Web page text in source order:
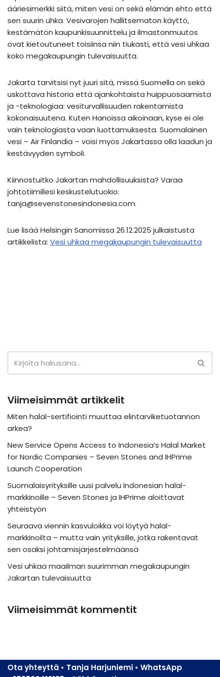
ääriesimerkki siitä, miten vesi on sekä elämän ehto että
sen suurin uhka. Vesivarojen hallitsematon käyttö,
kestämätön kaupunkisuunnittelu ja ilmastonmuutos
ovat kietoutuneet toisiinsa niin tiukasti, että vesi uhkaa
koko megakaupungin tulevaisuutta.
Jakarta tarvitsisi nyt juuri sitä, missä Suomella on sekä
uskottava historia että ajankohtaista huippuosaamista
ja -teknologiaa: vesiturvallisuuden rakentamista
kokonaisuutena. Kuten Hanoissa aikoinaan, kyse ei ole
vain teknologiasta vaan luottamuksesta. Suomalainen
vesi – Air Finlandia – voisi myös Jakartassa olla laadun ja
kestävyyden symboli.
Kiinnostuitko Jakartan mahdollisuuksista? Varaa
johtotiimillesi keskustelutuokio:
tanja@sevenstonesindonesia.com.
Lue lisää Helsingin Sanomissa 26.12.2025 julkaistusta
artikkelista: Vesi uhkaa megakaupungin tulevaisuutta
Viimeisimmät artikkelit
Miten halal-sertifiointi muuttaa elintarviketuotannon
arkea?
New Service Opens Access to Indonesia’s Halal Market
for Nordic Companies – Seven Stones and IHPrime
Launch Cooperation
Suomalaisyrityksille uusi palvelu Indonesian halal-
markkinoille – Seven Stones ja IHPrime aloittavat
yhteistyön
Seuraava viennin kasvuloikka voi löytyä halal-
markkinoilta – mutta vain yrityksille, jotka rakentavat
sen osaksi johtamisjärjestelmäänsä
Vesi uhkaa maailman suurimman megakaupungin
Jakartan tulevaisuutta
Viimeisimmät kommentit
Ota yhteyttä • Tanja Harjuniemi • WhatsApp